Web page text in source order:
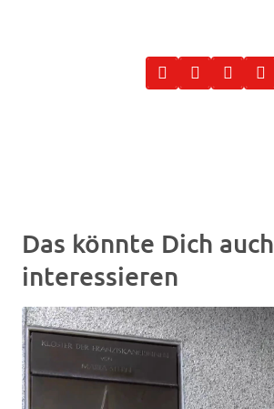
Das könnte Dich auch
interessieren